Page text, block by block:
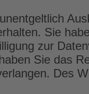
Sie
zur
Sie das
Des